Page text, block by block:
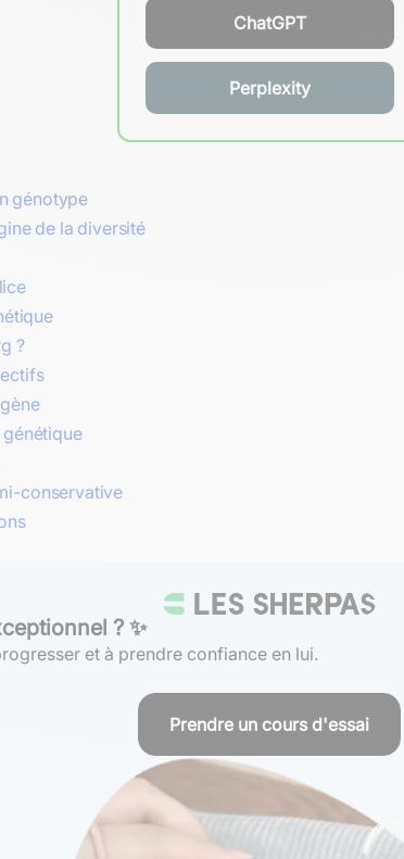
ChatGPT
Perplexity
génotype
de la diversité
?
conservative
? ✨
et à prendre confiance en lui.
Prendre un cours d'essai